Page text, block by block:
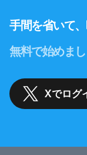
手間を省いて
無料で始めまし
Xでログ